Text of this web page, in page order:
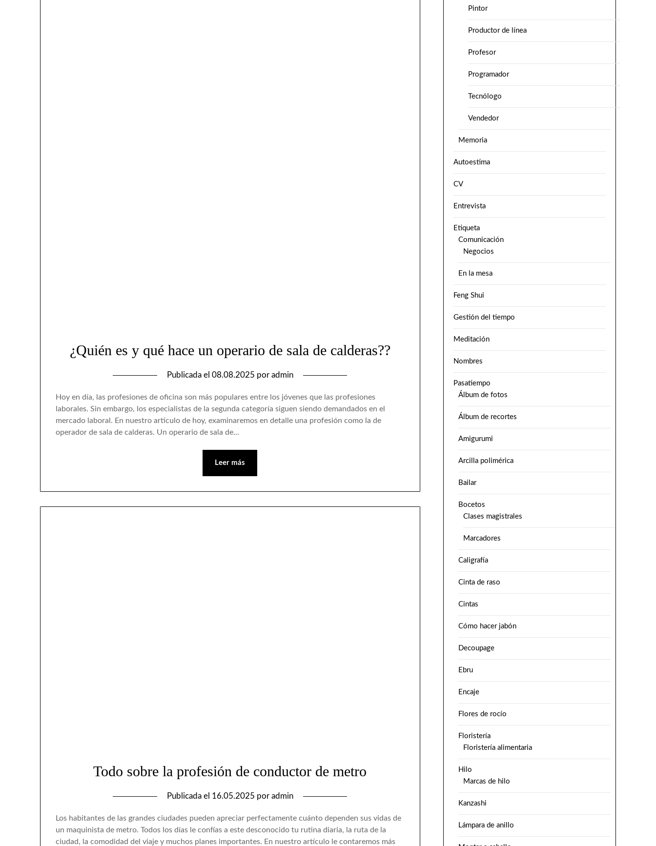
¿Quién es y qué hace un operario de sala de calderas??
Publicada el 08.08.2025 por admin
Hoy en día, las profesiones de oficina son más populares entre los jóvenes que las profesiones
laborales. Sin embargo, los especialistas de la segunda categoría siguen siendo demandados en el
mercado laboral. En nuestro artículo de hoy, examinaremos en detalle una profesión como la de
operador de sala de calderas. Un operario de sala de…
Leer más
Todo sobre la profesión de conductor de metro
Publicada el 16.05.2025 por admin
Los habitantes de las grandes ciudades pueden apreciar perfectamente cuánto dependen sus vidas de
un maquinista de metro. Todos los días le confías a este desconocido tu rutina diaria, la ruta de la
ciudad, la comodidad del viaje y muchos planes importantes. En nuestro artículo le contaremos más
Pintor
Productor de línea
Profesor
Programador
Tecnólogo
Vendedor
Memoria
Autoestima
CV
Entrevista
Etiqueta
Comunicación
Negocios
En la mesa
Feng Shui
Gestión del tiempo
Meditación
Nombres
Pasatiempo
Álbum de fotos
Álbum de recortes
Amigurumi
Arcilla polimérica
Bailar
Bocetos
Clases magistrales
Marcadores
Caligrafía
Cinta de raso
Cintas
Cómo hacer jabón
Decoupage
Ebru
Encaje
Flores de rocío
Floristería
Floristería alimentaria
Hilo
Marcas de hilo
Kanzashi
Lámpara de anillo